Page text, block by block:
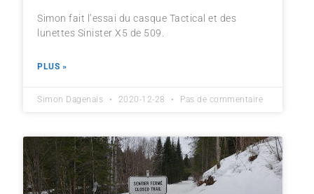
Simon fait l’essai du casque Tactical et des
lunettes Sinister X5 de 509.
PLUS »
Simon Dagenais 2020-12-28 Pas de commentaire